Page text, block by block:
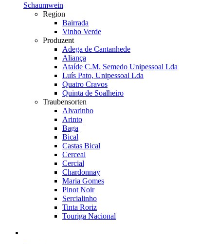
Schaumwein
Region
Bairrada
Vinho Verde
Produzent
Adega de Cantanhede
Aliança
Ataíde C.M. Semedo Unipessoal Lda
Luís Pato, Unipessoal Lda
Quatro Cravos
Quinta de Soalheiro
Traubensorten
Alvarinho
Arinto
Baga
Bical
Castas Bical
Cerceal
Cercial
Chardonnay
Maria Gomes
Pinot Noir
Sercialinho
Tinta Roriz
Touriga Nacional